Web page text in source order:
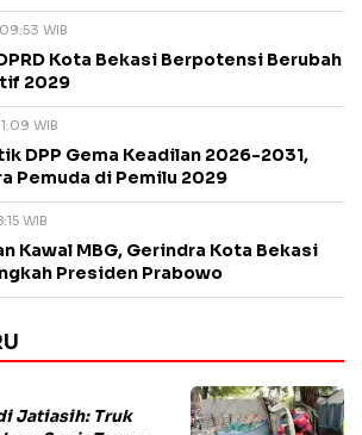
WIB
Kota Bekasi Berpotensi Berubah
2029
WIB
DPP Gema Keadilan 2026-2031,
Pemuda di Pemilu 2029
WIB
Kawal MBG, Gerindra Kota Bekasi
Presiden Prabowo
Jatiasih: Truk